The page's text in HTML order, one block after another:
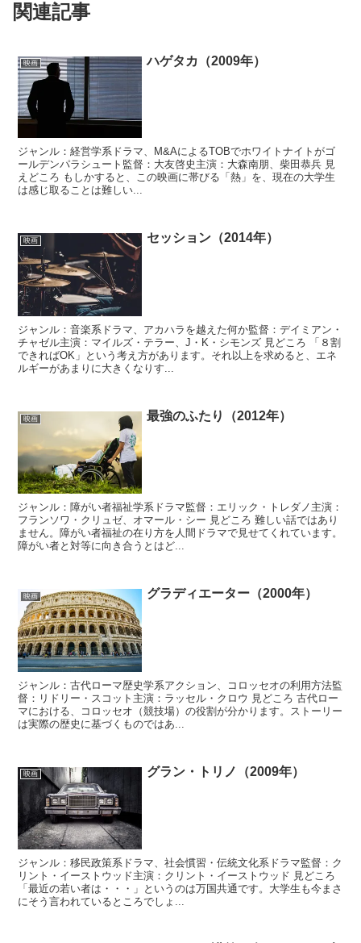
)
関連記事
映画 ハゲタカ（2009年）
ジャンル：経営学系ドラマ、M&AによるTOBでホワイトナイトがゴ
ールデンパラシュート監督：大友啓史主演：大森南朋、柴田恭兵 見
えどころ もしかすると、この映画に帯びる「熱」を、現在の大学生
は感じ取ることは難しい...
映画 セッション（2014年）
ジャンル：音楽系ドラマ、アカハラを越えた何か監督：デイミアン・
チャゼル主演：マイルズ・テラー、J・K・シモンズ 見どころ 「８割
できればOK」という考え方があります。それ以上を求めると、エネ
ルギーがあまりに大きくなりす...
映画 最強のふたり（2012年）
ジャンル：障がい者福祉学系ドラマ監督：エリック・トレダノ主演：
フランソワ・クリュゼ、オマール・シー 見どころ 難しい話ではあり
ません。障がい者福祉の在り方を人間ドラマで見せてくれています。
障がい者と対等に向き合うとはど...
映画 グラディエーター（2000年）
ジャンル：古代ローマ歴史学系アクション、コロッセオの利用方法監
督：リドリー・スコット主演：ラッセル・クロウ 見どころ 古代ロー
マにおける、コロッセオ（競技場）の役割が分かります。ストーリー
は実際の歴史に基づくものではあ...
映画 グラン・トリノ（2009年）
ジャンル：移民政策系ドラマ、社会慣習・伝統文化系ドラマ監督：ク
リント・イーストウッド主演：クリント・イーストウッド 見どころ
「最近の若い者は・・・」というのは万国共通です。大学生も今まさ
にそう言われているところでしょ...